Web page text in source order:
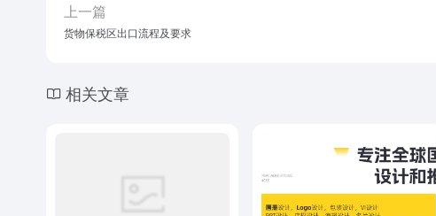
上一篇
货物保税区出口流程及要求
相关文章